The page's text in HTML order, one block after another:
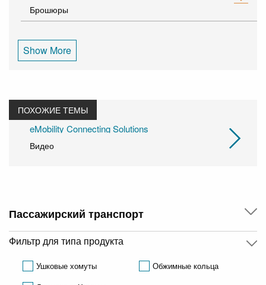
Брошюры
Show More
ПОХОЖИЕ ТЕМЫ
eMobility Connecting Solutions
Видео
Пассажирский транспорт
Фильтр для типа продукта
Ушковые хомуты
Обжимные кольца